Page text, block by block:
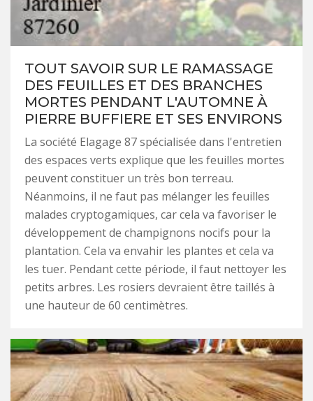
TOUT SAVOIR SUR LE RAMASSAGE
DES FEUILLES ET DES BRANCHES
MORTES PENDANT L'AUTOMNE À
PIERRE BUFFIERE ET SES ENVIRONS
La société Elagage 87 spécialisée dans l'entretien
des espaces verts explique que les feuilles mortes
peuvent constituer un très bon terreau.
Néanmoins, il ne faut pas mélanger les feuilles
malades cryptogamiques, car cela va favoriser le
développement de champignons nocifs pour la
plantation. Cela va envahir les plantes et cela va
les tuer. Pendant cette période, il faut nettoyer les
petits arbres. Les rosiers devraient être taillés à
une hauteur de 60 centimètres.